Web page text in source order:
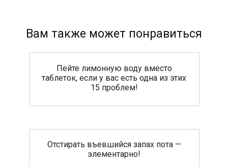
Вам также может понравиться
Пейте лимонную воду вместо
таблеток, если у вас есть одна из этих
15 проблем!
Отстирать въевшийся запах пота —
элементарно!